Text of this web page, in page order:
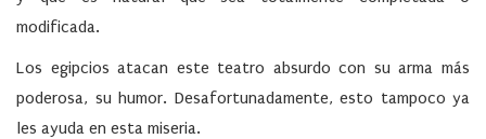
modificada.
Los egipcios atacan este teatro absurdo con su arma más
poderosa, su humor. Desafortunadamente, esto tampoco ya
les ayuda en esta miseria.